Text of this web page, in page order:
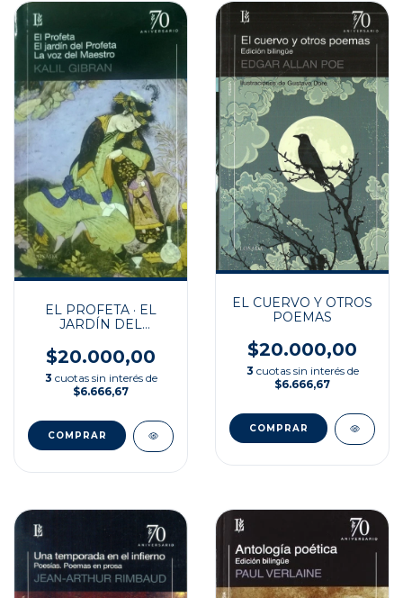
EL PROFETA · EL
JARDÍN DEL
DEL MAESTRO
$20.000,00
3 cuotas sin interés de
$6.666,67
EL CUERVO Y OTROS
POEMAS
$20.000,00
3 cuotas sin interés de
$6.666,67